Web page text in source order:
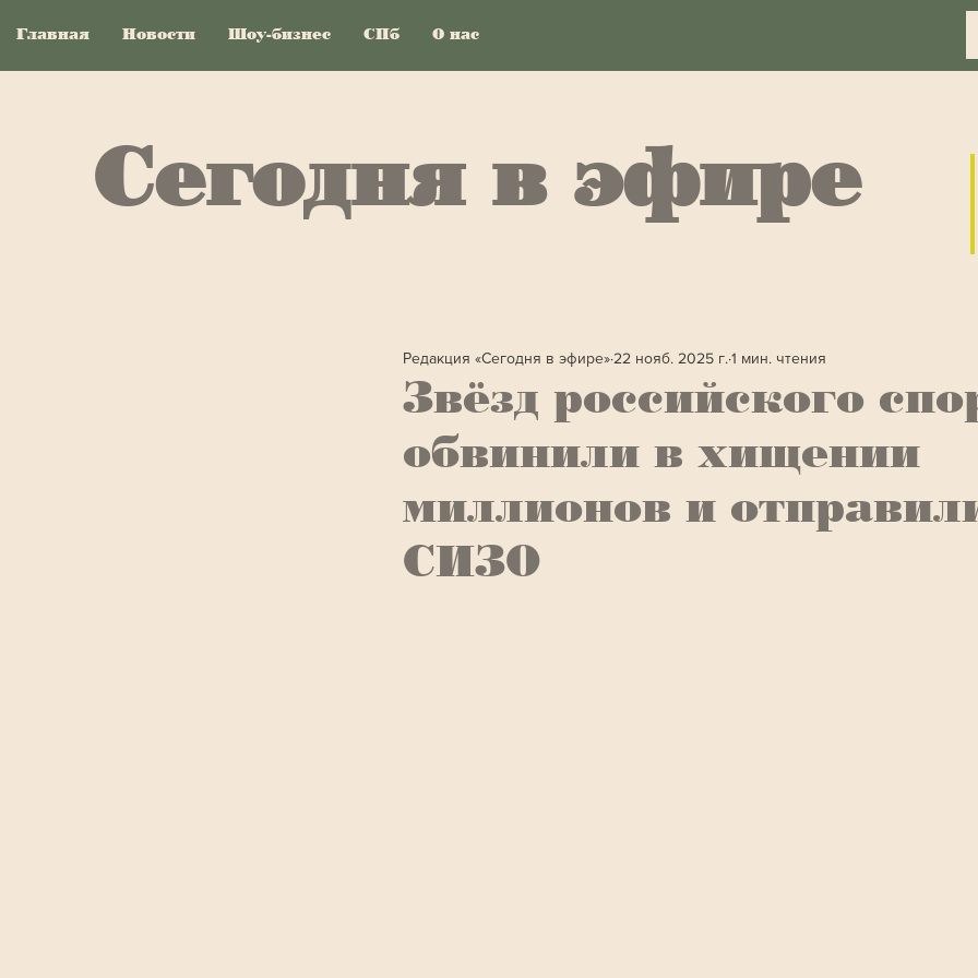
Главная Новости Шоу-бизнес СПб О нас
Сегодня в эфире
Звёзд российского
обвинили в хищении
миллионов и
СИЗО
Редакция «Сегодня в эфире» 22 нояб. 2025 г. 1 мин. чтения